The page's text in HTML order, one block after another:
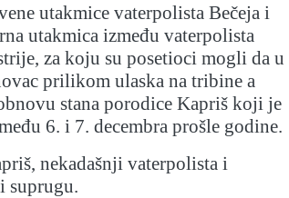
utakmice vaterpolista Bečeja i
utakmica između vaterpolista
za koju su posetioci mogli da u
prilikom ulaska na tribine a
stana porodice Kapriš koji je
6. i 7. decembra prošle godine.
nekadašnji vaterpolista i
suprugu.